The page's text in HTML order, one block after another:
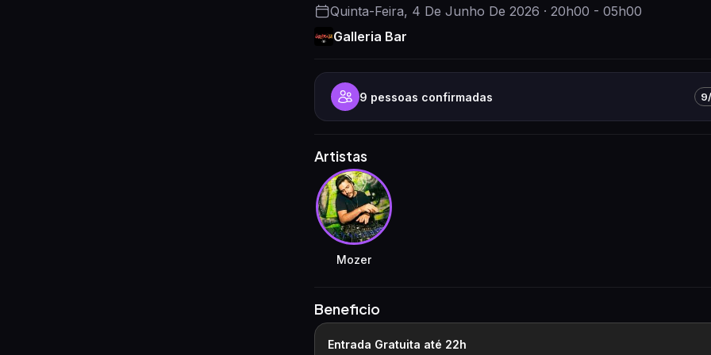
Quinta-Feira, 4 De Junho De 2026 · 20h00 - 05h00
Galleria Bar
9 pessoas confirmadas
Artistas
Mozer
Beneficio
Entrada Gratuita até 22h